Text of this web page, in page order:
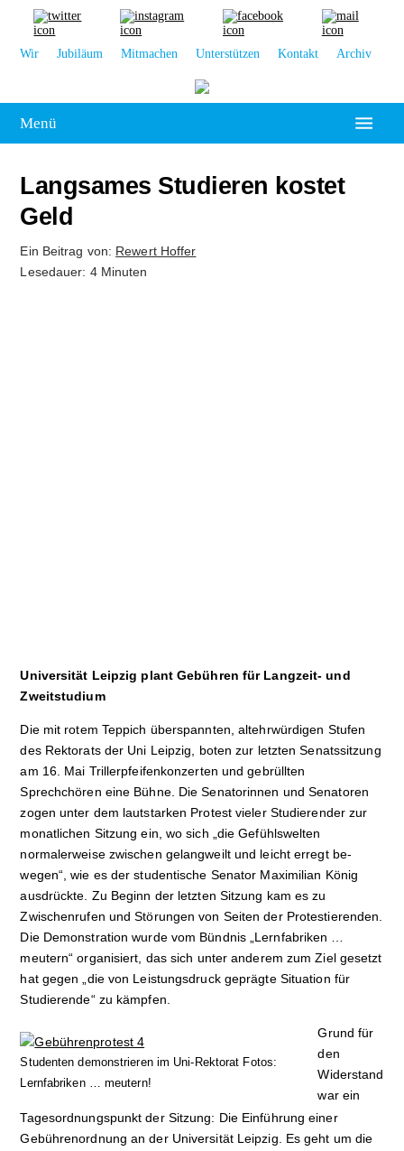
Wir Jubiläum Mitmachen Unterstützen Kontakt Archiv
Menü
Leipzig
Kolumne
Langsames Studieren kostet
Geld
Ein Beitrag von: Rewert Hoffer
Lesedauer: 4 Minuten
Universität Leipzig plant Gebühren für Langzeit- und
Zweitstudium
Die mit rotem Teppich überspannten, altehr­würdigen Stufen
des Rektorats der Uni Leipzig, boten zur letzten Senatssitzung
am 16. Mai Trillerpfeifenkonzerten und gebrüllten
Sprechchören eine Bühne. Die Se­na­torinnen und Senatoren
zogen unter dem lautstarken Protest vieler Studierender zur
monatlichen Sitzung ein, wo sich „die Gefühlswelten
normalerweise zwischen gelangweilt und leicht erregt be­
wegen“, wie es der stu­dentische Senator Maximilian König
ausdrückte. Zu Beginn der letzten Sitzung kam es zu
Zwischenrufen und Störungen von Seiten der Protestierenden.
Die Demonstration wurde vom Bündnis „Lern­fa­bri­ken …
meutern“ orga­ni­siert, das sich unter anderem zum Ziel ge­setzt
hat gegen „die von Leis­tungsdruck geprägte Situation für
Studierende“ zu kämp­fen.
Studenten demonstrieren im Uni-Rektorat Fotos:
Lernfabriken … meutern!
Grund für
den
Widerstand
war ein
Tagesordnungspunkt der Sitzung: Die Einführung einer
Gebührenordnung an der Universität Leipzig. Es geht um die